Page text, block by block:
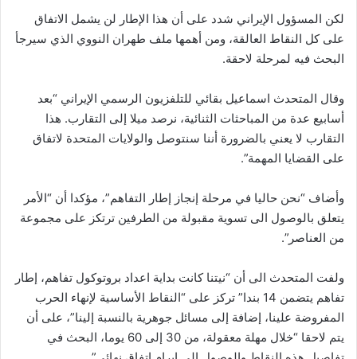
لكن المسؤول الإيراني شدد على أن هذا الإطار لن يشمل الاتفاق
على كل النقاط العالقة، ومن أهمها ملف طهران النووي الذي سيرجأ
البحث فيه لمرحلة لاحقة.
وقال المتحدث اسماعيل بقائي للتلفزيون الرسمي الإيراني “بعد
أسابيع عدة من المباحثات الثنائية، نرصد ميلا إلى التقارب. هذا
التقارب لا يعني بالضرورة أننا سنتوصل والولايات المتحدة لاتفاق
على القضايا المهمة”.
وأضاف “نحن حاليا في مرحلة إنجاز إطار التفاهم”، مؤكدا أن “الأمر
يتعلق بالوصول الى تسوية مقبولة من الطرفين ترتكز على مجموعة
من العناصر”.
ولفت المتحدث الى أن “نيتنا كانت بداية اعداد بروتوكول تفاهم، إطار
تفاهم يتضمن 14 بندا” تركز على “النقاط الأساسية لإنهاء الحرب
المفروضة علينا، إضافة إلى مسائل جوهرية بالنسبة إلينا”، على أن
يتم لاحقا “خلال مهلة معقولة، من 30 إلى 60 يوما، البحث في